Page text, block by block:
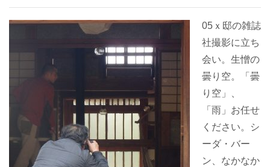
05ｘ邸の雑誌
社撮影に立ち
会い。生憎の
曇り空。「曇
り空」、
「雨」お任せ
ください。シ
ーダ・バー
ン、なかなか